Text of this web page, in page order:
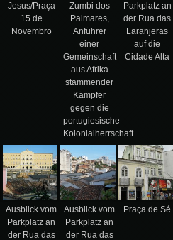
Jesus/Praça
15 de
Novembro
Zumbi dos
Palmares,
Anführer
einer
Gemeinschaft
aus Afrika
stammender
Kämpfer
gegen die
portugiesische
Kolonialherrschaft
Parkplatz an
der Rua das
Laranjeras
auf die
Cidade Alta
Ausblick vom
Parkplatz an
der Rua das
Ausblick vom
Parkplatz an
der Rua das
Praça de Sé